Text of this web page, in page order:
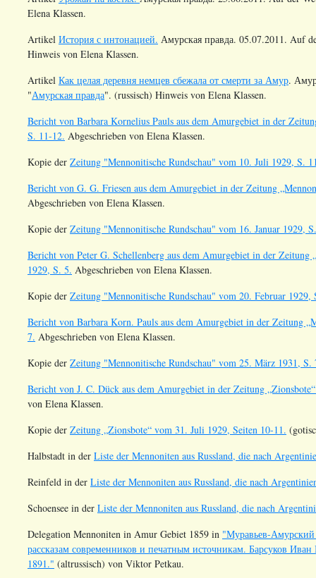
Elena Klassen.
Artikel История с интонацией. Амурская правда. 05.07.2011. Auf
Hinweis von Elena Klassen.
Artikel Как целая деревня немцев сбежала от смерти за Амур.
"Амурская правда". (russisch) Hinweis von Elena Klassen.
Bericht von Barbara Kornelius Pauls aus dem Amurgebiet in der
S. 11-12. Abgeschrieben von Elena Klassen.
Kopie der Zeitung "Mennonitische Rundschau" vom 10. Juli 1929, S.
Bericht von G. G. Friesen aus dem Amurgebiet in der Zeitung
Abgeschrieben von Elena Klassen.
Kopie der Zeitung "Mennonitische Rundschau" vom 16. Januar 1929,
Bericht von Peter G. Schellenberg aus dem Amurgebiet in der Zeitung
1929, S. 5. Abgeschrieben von Elena Klassen.
Kopie der Zeitung "Mennonitische Rundschau" vom 20. Februar 1929,
Bericht von Barbara Korn. Pauls aus dem Amurgebiet in der Zeitung
7. Abgeschrieben von Elena Klassen.
Kopie der Zeitung "Mennonitische Rundschau" vom 25. März 1931, S.
Bericht von J. C. Dück aus dem Amurgebiet in der Zeitung
von Elena Klassen.
Kopie der Zeitung „Zionsbote“ vom 31. Juli 1929, Seiten 10-11.
Halbstadt in der Liste der Mennoniten aus Russland, die nach
Reinfeld in der Liste der Mennoniten aus Russland, die nach
Schoensee in der Liste der Mennoniten aus Russland, die nach
Delegation Mennoniten in Amur Gebiet 1859 in "Муравьев-
рассказам современников и печатным источникам. Барсуков
1891." (altrussisch) von Viktor Petkau.